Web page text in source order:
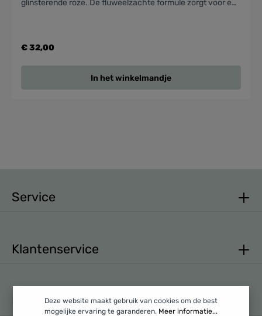
glinsterende roze. De fluweelzachte formule zorgt voor een
mixen waardoor je weer nieuwe kleuren creëert.
€ 32,00
In het winkelmandje
Service
Klantenservice
Mijn account
Deze website maakt gebruik van cookies om de best
mogelijke ervaring te garanderen. Meer informatie...